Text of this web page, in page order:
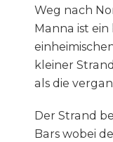
Weg nach
Manna ist
kleiner
als die
Der Strand
Bars wobei